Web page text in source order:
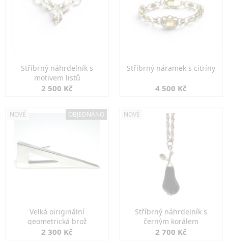
Stříbrný náhrdelník s
motivem listů
2 500 Kč
Stříbrný náramek s citríny
4 500 Kč
NOVÉ OBJEDNÁNO
Velká oiriginální
geometrická brož
2 300 Kč
NOVÉ
Stříbrný náhrdelník s
černým korálem
2 700 Kč